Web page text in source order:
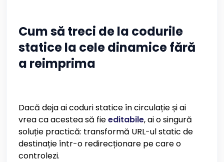
Cum să treci de la codurile
statice la cele dinamice fără
a reimprima
Dacă deja ai coduri statice în circulație și ai
vrea ca acestea să fieeditabile, ai o singură
soluție practică: transformă URL-ul static de
destinație într-o redirecționare pe care o
controlezi.